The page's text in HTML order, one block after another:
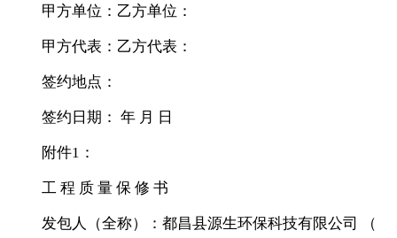
甲方单位：乙方单位：
甲方代表：乙方代表：
签约地点：
签约日期： 年 月 日
附件1：
工 程 质 量 保 修 书
发包人（全称）：都昌县源生环保科技有限公司 （